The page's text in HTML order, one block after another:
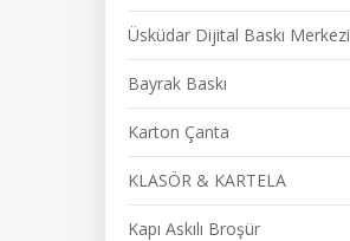
Üsküdar Dijital Baskı Merkezi
Bayrak Baskı
Karton Çanta
KLASÖR & KARTELA
Kapı Askılı Broşür